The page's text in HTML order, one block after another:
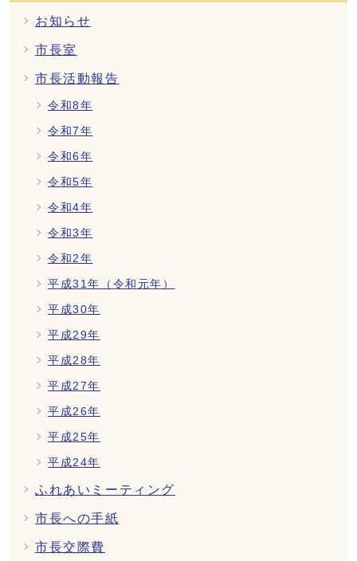
お知らせ
市長室
市長活動報告
令和8年
令和7年
令和6年
令和5年
令和4年
令和3年
令和2年
平成31年（令和元年）
平成30年
平成29年
平成28年
平成27年
平成26年
平成25年
平成24年
ふれあいミーティング
市長への手紙
市長交際費